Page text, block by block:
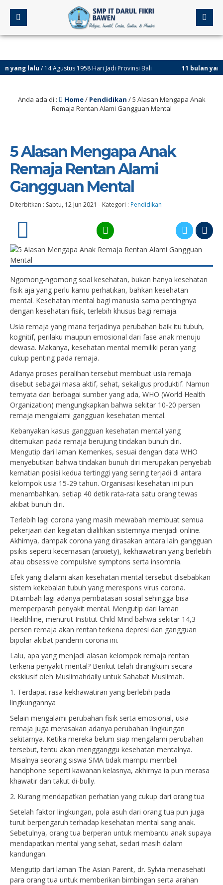
lalu/ 14 Agustus 1958 Hari Jadi Provinsi Bali 11 bulan yang lalu/
Anda ada di : Home/ Pendidikan /5 Alasan Mengapa Anak
Remaja Rentan Alami Gangguan Mental
5 Alasan Mengapa Anak
Remaja Rentan Alami
Gangguan Mental
Diterbitkan : Sabtu, 12 Jun 2021 - Kategori : Pendidikan
Ngomong-ngomong soal kesehatan, bukan hanya kesehatan
fisik aja yang perlu kamu perhatikan, bahkan kesehatan
mental. Kesehatan mental bagi manusia sama pentingnya
dengan kesehatan fisik, terlebih khusus bagi remaja.
Usia remaja yang mana terjadinya perubahan baik itu tubuh,
kognitif, perilaku maupun emosional dari fase anak menuju
dewasa. Makanya, kesehatan mental memiliki peran yang
cukup penting pada remaja.
Adanya proses peralihan tersebut membuat usia remaja
disebut sebagai masa aktif, sehat, sekaligus produktif. Namun
ternyata dari berbagai sumber yang ada, WHO (World Health
Organization) mengungkapkan bahwa sekitar 10-20 persen
remaja mengalami gangguan kesehatan mental.
Kebanyakan kasus gangguan kesehatan mental yang
ditemukan pada remaja berujung tindakan bunuh diri.
Mengutip dari laman Kemenkes, sesuai dengan data WHO
menyebutkan bahwa tindakan bunuh diri merupakan penyebab
kematian posisi kedua tertinggi yang sering terjadi di antara
kelompok usia 15-29 tahun. Organisasi kesehatan ini pun
menambahkan, setiap 40 detik rata-rata satu orang tewas
akibat bunuh diri.
Terlebih lagi corona yang masih mewabah membuat semua
pekerjaan dan kegiatan dialihkan sistemnya menjadi online.
Akhirnya, dampak corona yang dirasakan antara lain gangguan
psikis seperti kecemasan (anxiety), kekhawatiran yang berlebih
atau obsessive compulsive symptons serta insomnia.
Efek yang dialami akan kesehatan mental tersebut disebabkan
sistem kekebalan tubuh yang merespons virus corona.
Ditambah lagi adanya pembatasan sosial sehingga bisa
memperparah penyakit mental. Mengutip dari laman
Healthline, menurut Institut Child Mind bahwa sekitar 14,3
persen remaja akan rentan terkena depresi dan gangguan
bipolar akibat pandemi corona ini.
Lalu, apa yang menjadi alasan kelompok remaja rentan
terkena penyakit mental? Berikut telah dirangkum secara
eksklusif oleh Muslimahdaily untuk Sahabat Muslimah.
1. Terdapat rasa kekhawatiran yang berlebih pada
lingkungannya
Selain mengalami perubahan fisik serta emosional, usia
remaja juga merasakan adanya perubahan lingkungan
sekitarnya. Ketika mereka belum siap mengalami perubahan
tersebut, tentu akan mengganggu kesehatan mentalnya.
Misalnya seorang siswa SMA tidak mampu membeli
handphone seperti kawanan kelasnya, akhirnya ia pun merasa
khawatir dan takut di-bully.
2. Kurang mendapatkan perhatian yang cukup dari orang tua
Setelah faktor lingkungan, pola asuh dari orang tua pun juga
turut berpengaruh terhadap kesehatan mental sang anak.
Sebetulnya, orang tua berperan untuk membantu anak supaya
mendapatkan mental yang sehat, sedari masih dalam
kandungan.
Mengutip dari laman The Asian Parent, dr. Sylvia menasehati
para orang tua untuk memberikan bimbingan serta arahan